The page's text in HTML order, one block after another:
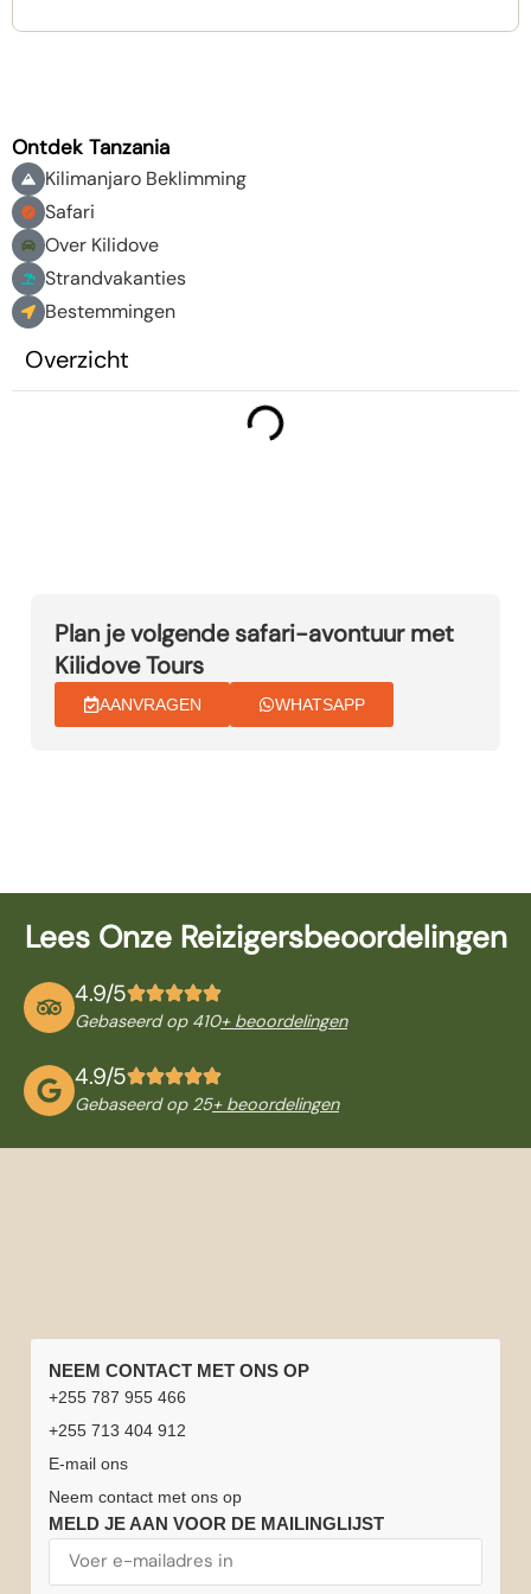
Overzicht
Ontdek Tanzania
Kilimanjaro Beklimming
Safari
Over Kilidove
Strandvakanties
Bestemmingen
Plan je volgende safari-avontuur met
Kilidove Tours
AANVRAGEN WHATSAPP
4.9/5
Gebaseerd op 410+ beoordelingen
Lees Onze Reizigersbeoordelingen
4.9/5
Gebaseerd op 25+ beoordelingen
LINKS
Home
Safari-
ervaringen
Neem
contact
Vacatures
REIZEN
Tanzania
Safari
Beklim
Kilimanjaro
Serengeti
Huwelijksreis
Tanzania +
Zanzibar
Tanzania
Zanzibar
PARKEN
Serengeti
nationaal
park
Nationaal
Park
Ngorongoro-
Arusha
nationaal
park
Nationaal
Park
Lake
Beste
Weer in
Tanzania
Safarichauffeurs
Reisverzekering
Zanzibar
NEEM CONTACT MET ONS OP
+255 787 955 466
+255 713 404 912
E-mail ons
Neem contact met ons op
MELD JE AAN VOOR DE MAILINGLIJST